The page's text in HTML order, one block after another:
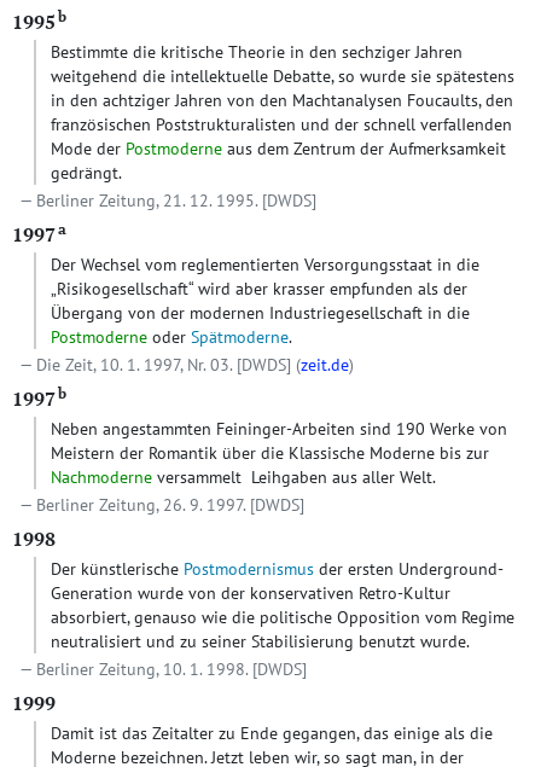
1995 b
Bestimmte die kritische Theorie in den sechziger Jahren
weitgehend die intellektuelle Debatte, so wurde sie spätestens
in den achtziger Jahren von den Machtanalysen Foucaults, den
französischen Poststrukturalisten und der schnell verfalIenden
Mode der Postmoderne aus dem Zentrum der Aufmerksamkeit
gedrängt.
Berliner Zeitung, 21. 12. 1995. [DWDS]
1997a
Der Wechsel vom reglementierten Versorgungsstaat in die
„Risikogesellschaft“ wird aber krasser empfunden als der
Übergang von der modernen Industriegesellschaft in die
Postmoderne oder Spätmoderne.
Die Zeit, 10. 1. 1997, Nr. 03. [DWDS] (zeit.de)
1997b
Neben angestammten Feininger-Arbeiten sind 190 Werke von
Meistern der Romantik über die Klassische Moderne bis zur
Nachmoderne versammelt ­ Leihgaben aus aller Welt.
Berliner Zeitung, 26. 9. 1997. [DWDS]
1998
Der künstlerische Postmodernismus der ersten Underground-
Generation wurde von der konservativen Retro-Kultur
absorbiert, genauso wie die politische Opposition vom Regime
neutralisiert und zu seiner Stabilisierung benutzt wurde.
Berliner Zeitung, 10. 1. 1998. [DWDS]
1999
Damit ist das Zeitalter zu Ende gegangen, das einige als die
Moderne bezeichnen. Jetzt leben wir, so sagt man, in der